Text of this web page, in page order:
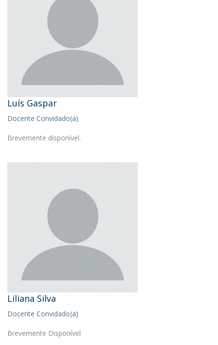
Luís Gaspar
Docente Convidado(a)
Brevemente disponível.
Liliana Silva
Docente Convidado(a)
Brevemente Disponível